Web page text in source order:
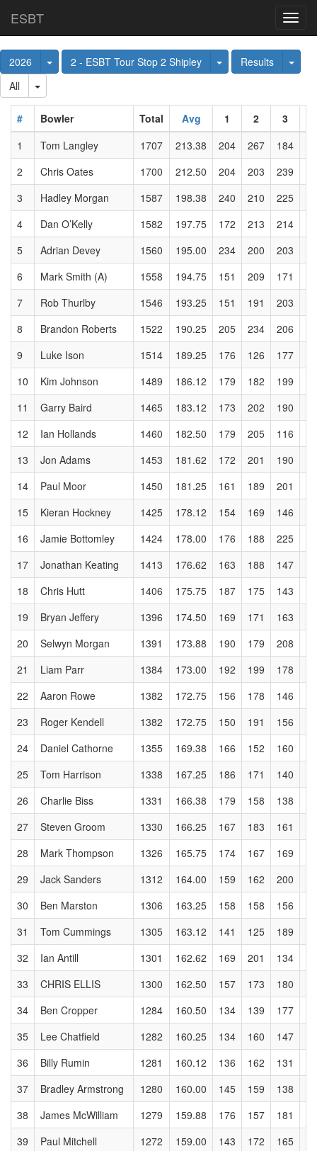
ESBT
2026 Toggle Dropdown
2 - ESBT Tour Stop 2 Shipley Toggle Dropdown
Results
All
Toggle Dropdown
# Bowler Total Avg 1 2 3
1
Tom Langley 1707 213.38 204 267 184
2
Chris Oates 1700 212.50 204 203 239
3
Hadley Morgan 1587 198.38 240 210 225
4
Dan O’Kelly 1582 197.75 172 213 214
5
Adrian Devey 1560 195.00 234 200 203
6
Mark Smith (A) 1558 194.75 151 209 171
7
Rob Thurlby 1546 193.25 151 191 203
8
Brandon Roberts 1522 190.25 205 234 206
9
Luke Ison 1514 189.25 176 126 177
10
Kim Johnson 1489 186.12 179 182 199
11
Garry Baird 1465 183.12 173 202 190
12
Ian Hollands 1460 182.50 179 205 116
13
Jon Adams 1453 181.62 172 201 190
14
Paul Moor 1450 181.25 161 189 201
15
Kieran Hockney 1425 178.12 154 169 146
16
Jamie Bottomley 1424 178.00 176 188 225
17
Jonathan Keating 1413 176.62 163 188 147
18
Chris Hutt 1406 175.75 187 175 143
19
Bryan Jeffery 1396 174.50 169 171 163
20
Selwyn Morgan 1391 173.88 190 179 208
21
Liam Parr 1384 173.00 192 199 178
22
Aaron Rowe 1382 172.75 156 178 146
23
Roger Kendell 1382 172.75 150 191 156
24
Daniel Cathorne 1355 169.38 166 152 160
25
Tom Harrison 1338 167.25 186 171 140
26
Charlie Biss 1331 166.38 179 158 138
27
Steven Groom 1330 166.25 167 183 161
28
Mark Thompson 1326 165.75 174 167 169
29
Jack Sanders 1312 164.00 159 162 200
30
Ben Marston 1306 163.25 158 158 156
31
Tom Cummings 1305 163.12 141 125 189
32
Ian Antill 1301 162.62 169 201 134
33
CHRIS ELLIS 1300 162.50 157 173 180
34
Ben Cropper 1284 160.50 134 139 177
35
Lee Chatfield 1282 160.25 134 160 147
36
Billy Rumin 1281 160.12 136 162 131
37
Bradley Armstrong 1280 160.00 145 159 138
38
James McWilliam 1279 159.88 176 157 181
39
Paul Mitchell 1272 159.00 143 172 165